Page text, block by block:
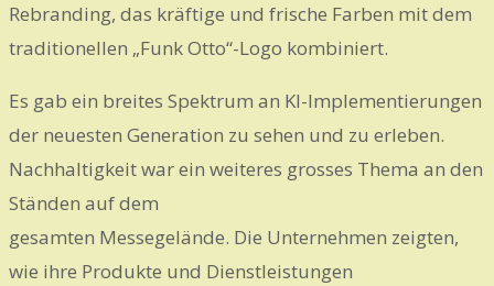
Rebranding, das kräftige und frische Farben mit dem
traditionellen „Funk Otto“-Logo kombiniert.
Es gab ein breites Spektrum an KI-Implementierungen
der neuesten Generation zu sehen und zu erleben.
Nachhaltigkeit war ein weiteres grosses Thema an den
Ständen auf dem
gesamten Messegelände. Die Unternehmen zeigten,
wie ihre Produkte und Dienstleistungen